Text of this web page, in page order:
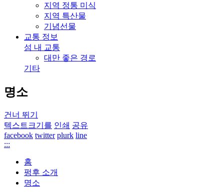
지역 정통 미식
지역 특산물
기념선물
교통 정보
섬 내 교통
대만 좋은 경로
기타
명소
건너 뛰기
텍스트크기를 인쇄 공유
facebook twitter plurk line
:::
홈
펑후 소개
명소